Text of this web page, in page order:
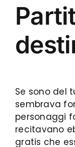
Se sono del
sembrava
personaggi
recitavano
gratis che